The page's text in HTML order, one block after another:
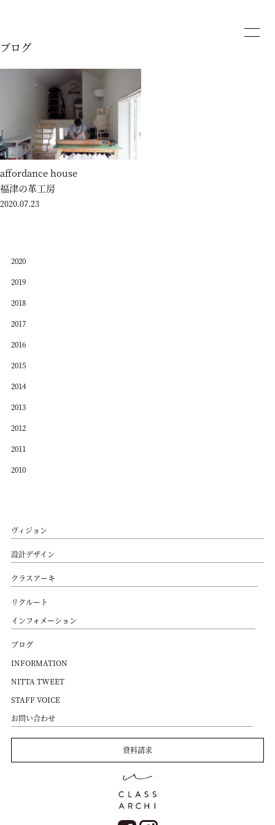
ブログ
2020
2019
2018
2017
2016
2015
2014
2013
2012
2011
2010
affordance house
福津の革工房
2020.07.23
ヴィジョン
設計デザイン
クラスアーキ
リクルート
インフォメーション
ブログ
INFORMATION
NITTA TWEET
STAFF VOICE
お問い合わせ
資料請求